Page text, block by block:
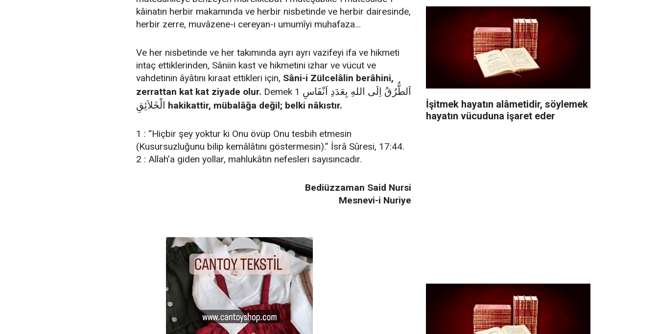
kâinatın herbir makamında ve herbir nisbetinde ve herbir dairesinde,
herbir zerre, muvâzene-i cereyan-ı umumîyi muhafaza...
Ve her nisbetinde ve her takımında ayrı ayrı vazifeyi ifa ve hikmeti
intaç ettiklerinden, Sâniin kast ve hikmetini izhar ve vücut ve
vahdetinin âyâtını kıraat ettikleri için, Sâni-i Zülcelâlin berâhini,
zerrattan kat kat ziyade olur. Demek 1 اَلطُّرُقُ اِلَى اللهِ بِعَدَدِ اَنْفَاسِ
الْخَلاَئِقِ hakikattir, mübalâğa değil; belki nâkıstır.
1 : “Hiçbir şey yoktur ki Onu övüp Onu tesbih etmesin
(Kusursuzluğunu bilip kemâlâtını göstermesin).” İsrâ Sûresi, 17:44.
2 : Allah’a giden yollar, mahlukâtın nefesleri sayısıncadır.
Bediüzzaman Said Nursi
Mesnevi-i Nuriye
İşitmek hayatın alâmetidir, söylemek
hayatın vücuduna işaret eder